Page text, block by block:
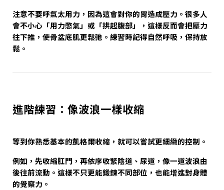
注意不要呼氣太用力，因為這會對你的胃造成壓力。很多人
會不小心「用力憋氣」或「拱起腹部」，這樣反而會把壓力
往下推，使骨盆底肌更鬆弛。練習時記得自然呼吸，保持放
鬆。
進階練習：像波浪一樣收縮
等到你熟悉基本的凱格爾收縮，就可以嘗試更細緻的控制。
例如，先收縮肛門，再依序收緊陰道、尿道，像一道波浪由
後往前流動。這樣不只更能鍛鍊不同部位，也能增進對身體
的覺察力。